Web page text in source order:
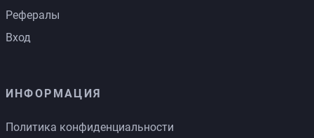
Рефералы
Вход
ИНФОРМАЦИЯ
Политика конфиденциальности